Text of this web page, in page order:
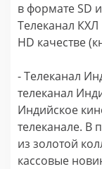
в формате SD
Телеканал
HD качестве
- Телеканал
телеканал
Индийское
телеканале. В
из золотой
кассовые